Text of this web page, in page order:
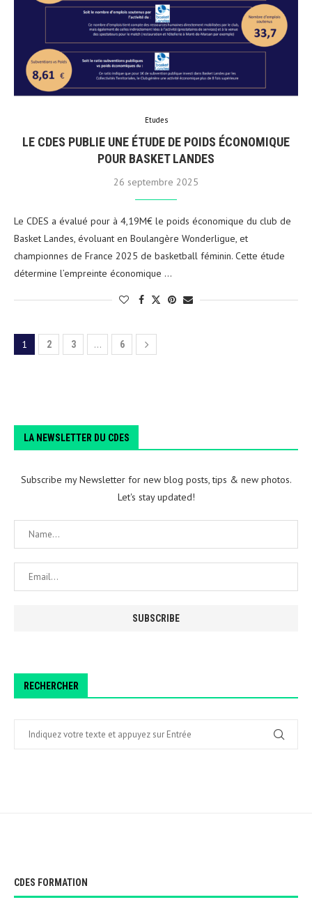
Etudes
LE CDES PUBLIE UNE ÉTUDE DE POIDS ÉCONOMIQUE
POUR BASKET LANDES
26 septembre 2025
Le CDES a évalué pour à 4,19M€ le poids économique du club de
Basket Landes, évoluant en Boulangère Wonderligue, et
championnes de France 2025 de basketball féminin. Cette étude
détermine l’empreinte économique …
1 2 3 … 6
LA NEWSLETTER DU CDES
Subscribe my Newsletter for new blog posts, tips & new photos.
Let's stay updated!
RECHERCHER
CDES FORMATION